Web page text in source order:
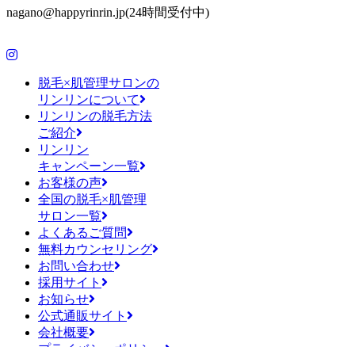
nagano@happyrinrin.jp(24時間受付中)
脱毛×肌管理サロンの
リンリンについて
リンリンの脱毛方法
ご紹介
リンリン
キャンペーン一覧
お客様の声
全国の脱毛×肌管理
サロン一覧
よくあるご質問
無料カウンセリング
お問い合わせ
採用サイト
お知らせ
公式通販サイト
会社概要